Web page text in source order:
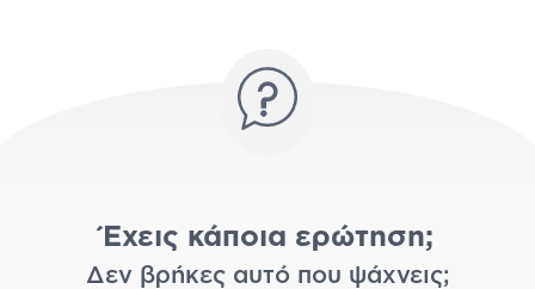
Έχεις κάποια ερώτηση;
Δεν βρήκες αυτό που ψάχνεις;